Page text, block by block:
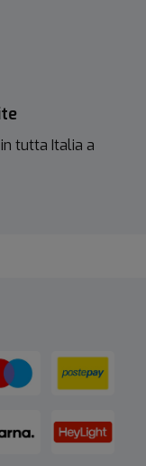
tutta Italia a